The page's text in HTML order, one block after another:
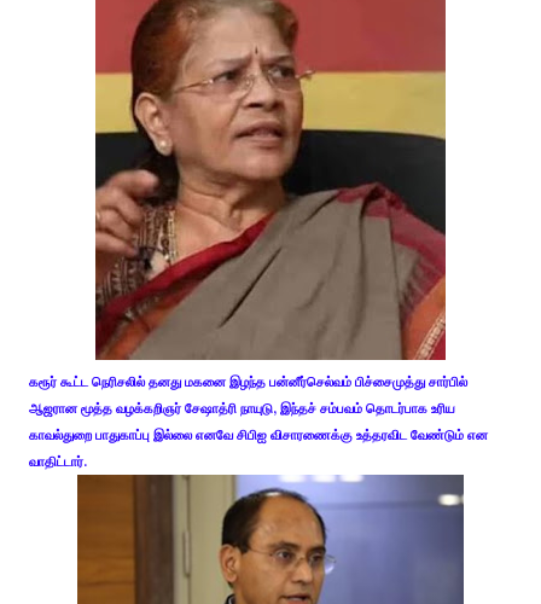
கரூர் கூட்ட நெரிசலில் தனது மகனை இழந்த பன்னீர்செல்வம் பிச்சைமுத்து சார்பில்
ஆஜரான மூத்த வழக்கறிஞர் சேஷாத்ரி நாயுடு, இந்தச் சம்பவம் தொடர்பாக உரிய
காவல்துறை பாதுகாப்பு இல்லை எனவே சிபிஐ விசாரணைக்கு உத்தரவிட வேண்டும் என
வாதிட்டார்.